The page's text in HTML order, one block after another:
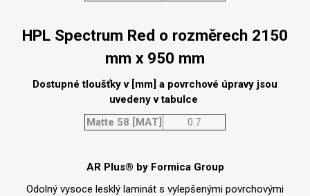
HPL Spectrum Red o rozměrech 2150
mm x 950 mm
Dostupné tloušťky v [mm] a povrchové úpravy jsou
uvedeny v tabulce
Matte 58 [MAT]
0.7
AR Plus® by Formica Group
Odolný vysoce lesklý laminát s vylepšenými povrchovými